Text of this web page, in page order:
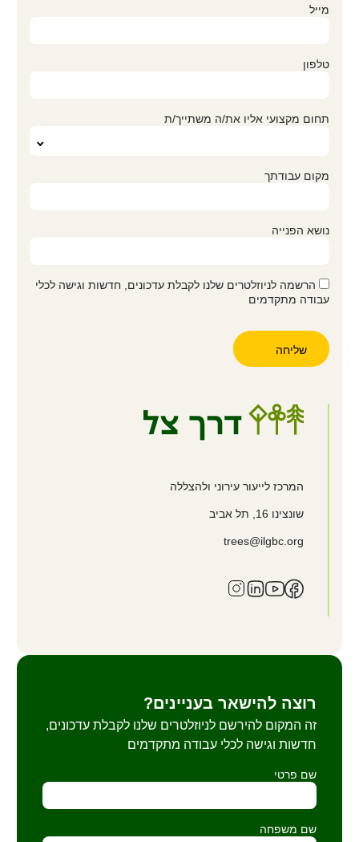
מייל
טלפון
תחום מקצועי אליו את/ה משתייך/ת
מקום עבודתך
נושא הפנייה
הרשמה לניוזלטרים שלנו לקבלת עדכונים, חדשות וגישה לכלי
עבודה מתקדמים
המרכז לייעור עירוני ולהצללה
שונצינו 16, תל אביב
trees@ilgbc.org
רוצה להישאר בעניינים?
זה המקום להירשם לניוזלטרים שלנו לקבלת עדכונים,
חדשות וגישה לכלי עבודה מתקדמים
שם פרטי
שם משפחה